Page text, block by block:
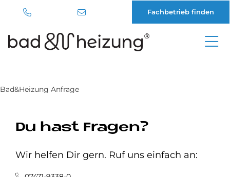
Fachbetrieb finden
Bad&Heizung Anfrage
Du hast Fragen?
Wir helfen Dir gern. Ruf uns einfach an: